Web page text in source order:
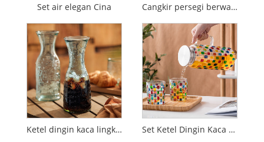
Set air elegan Cina Cangkir persegi berwarna -warni dengan tutupnya
Ketel dingin kaca lingkar pinggang timbul Set Ketel Dingin Kaca Bambu Warna-warni